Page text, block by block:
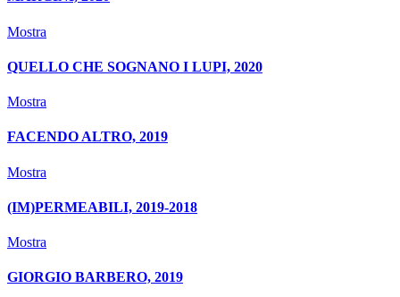
Mostra
QUELLO CHE SOGNANO I LUPI, 2020
Mostra
FACENDO ALTRO, 2019
Mostra
(IM)PERMEABILI, 2019-2018
Mostra
GIORGIO BARBERO, 2019